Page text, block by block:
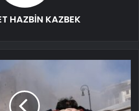
HAZBİN KAZBEK